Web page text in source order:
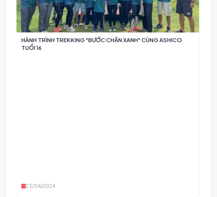
HÀNH TRÌNH TREKKING "BƯỚC CHÂN XANH" CÙNG ASHICO
TUỔI 16
23/04/2024